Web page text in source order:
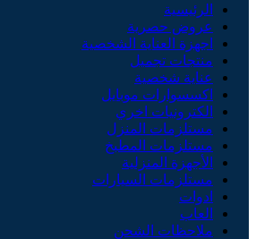
الرئيسية
عروض حصرية
اجهزة العناية الشخصية
منتجات تجميل
عناية شخصية
اكسسوارات موبايل
الكترونيات اخري
مستلزمات المنزل
مستلزمات المطبخ
الأجهزة المنزلية
مستلزمات السيارات
ادوات
العاب
ملاحظات الشحن